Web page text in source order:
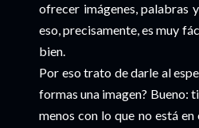
ofrecer imágenes, palabras
eso, precisamente, es muy
bien.
Por eso trato de darle al
formas una imagen? Bueno:
menos con lo que no está